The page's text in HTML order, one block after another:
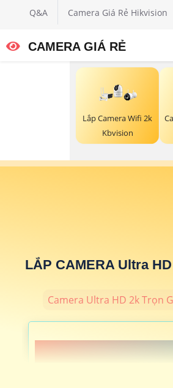
Q&A Camera Giá Rẻ Hikvision
CAMERA GIÁ RẺ
Lắp Camera Wifi 2k
Kbvision
LẮP CAMERA Ultra
Camera Ultra HD 2k Trọn
📗 LẮP CAEMRA
️🖍 lắp camera hình ảnh chất